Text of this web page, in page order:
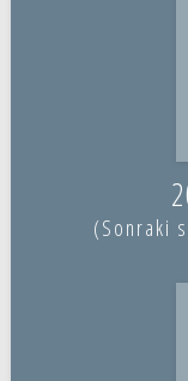
(Sonraki